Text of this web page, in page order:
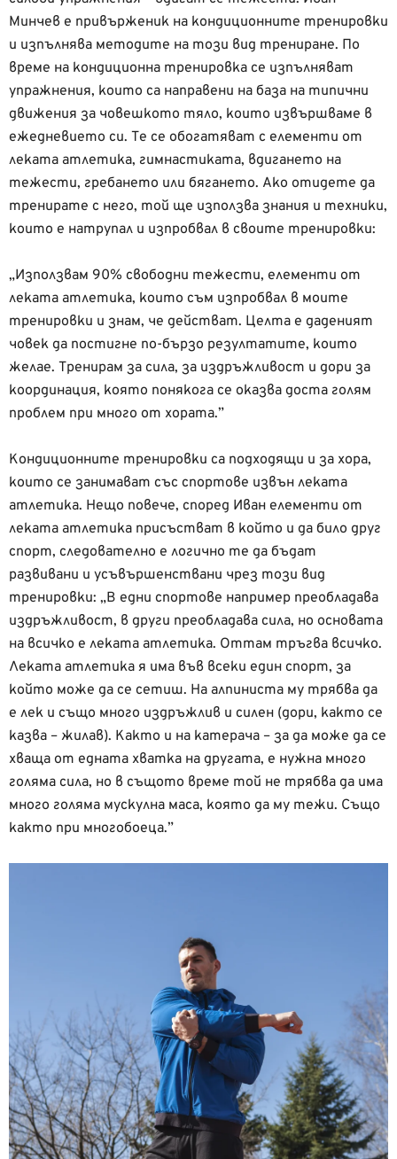
Минчев е привърженик на кондиционните тренировки
и изпълнява методите на този вид трениране. По
време на кондиционна тренировка се изпълняват
упражнения, които са направени на база на типични
движения за човешкото тяло, които извършваме в
ежедневието си. Те се обогатяват с елементи от
леката атлетика, гимнастиката, вдигането на
тежести, гребането или бягането. Ако отидете да
тренирате с него, той ще използва знания и техники,
които е натрупал и изпробвал в своите тренировки:
„Използвам 90% свободни тежести, елементи от
леката атлетика, които съм изпробвал в моите
тренировки и знам, че действат. Целта е даденият
човек да постигне по-бързо резултатите, които
желае. Тренирам за сила, за издръжливост и дори за
координация, която понякога се оказва доста голям
проблем при много от хората.”
Кондиционните тренировки са подходящи и за хора,
които се занимават със спортове извън леката
атлетика. Нещо повече, според Иван елементи от
леката атлетика присъстват в който и да било друг
спорт, следователно е логично те да бъдат
развивани и усъвършенствани чрез този вид
тренировки: „В едни спортове например преобладава
издръжливост, в други преобладава сила, но основата
на всичко е леката атлетика. Оттам тръгва всичко.
Леката атлетика я има във всеки един спорт, за
който може да се сетиш. На алпиниста му трябва да
е лек и също много издръжлив и силен (дори, както се
казва – жилав). Както и на катерача – за да може да се
хваща от едната хватка на другата, е нужна много
голяма сила, но в същото време той не трябва да има
много голяма мускулна маса, която да му тежи. Също
както при многобоеца.”